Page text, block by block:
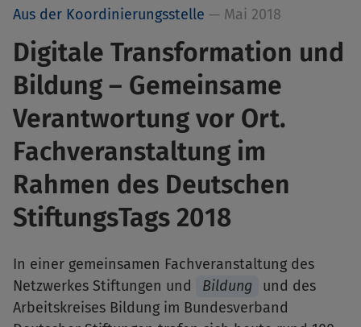
Aus der Koordinierungsstelle — Mai 2018
Digitale Transformation und
Bildung – Gemeinsame
Verantwortung vor Ort.
Fachveranstaltung im
Rahmen des Deutschen
StiftungsTags 2018
In einer gemeinsamen Fachveranstaltung des
Netzwerkes Stiftungen und
Bildung
und des
Arbeitskreises Bildung im Bundesverband